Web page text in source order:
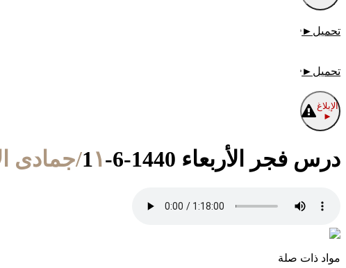
تحميل ►
تحميل ►
الإبلاغ
►
درس فجر الأربعاء 1440-6-1 ١/جمادى الآخرة/١٤٤٠ الموافق ٦/فبراير/٢٠١٩
مواد ذات صلة